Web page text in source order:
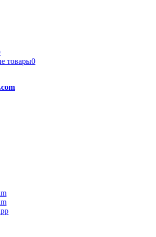
товары0